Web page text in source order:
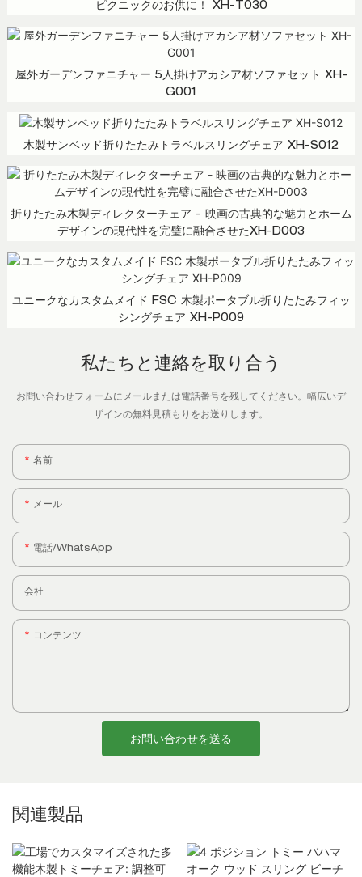
ピクニックのお供に！ XH-T030
屋外ガーデンファニチャー 5人掛けアカシア材ソファセット XH-
G001
木製サンベッド折りたたみトラベルスリングチェア XH-S012
折りたたみ木製ディレクターチェア - 映画の古典的な魅力とホーム
デザインの現代性を完璧に融合させたXH-D003
ユニークなカスタムメイド FSC 木製ポータブル折りたたみフィッ
シングチェア XH-P009
私たちと連絡を取り合う
お問い合わせフォームにメールまたは電話番号を残してください。幅広いデ
ザインの無料見積もりをお送りします。
名前
メール
電話/WhatsApp
会社
コンテンツ
お問い合わせを送る
関連製品